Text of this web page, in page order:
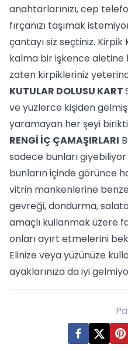
anahtarlarınızı, cep
fırçanızı taşımak
çantayı siz seçtiniz. Kirpik
kalma bir işkence
zaten kirpikleriniz
KUTULAR DOLUSU KART
ve yüzlerce kişiden
yaramayan her şeyi
RENGİ İÇ ÇAMAŞIRLARI
sadece bunları giyebiliyor
bunların içinde görünce
vitrin mankenlerine
gevreği, dondurma,
amaçlı kullanmak üzere
onları ayırt etmelerini
Elinize veya yüzünüze
ayaklarınıza da iyi